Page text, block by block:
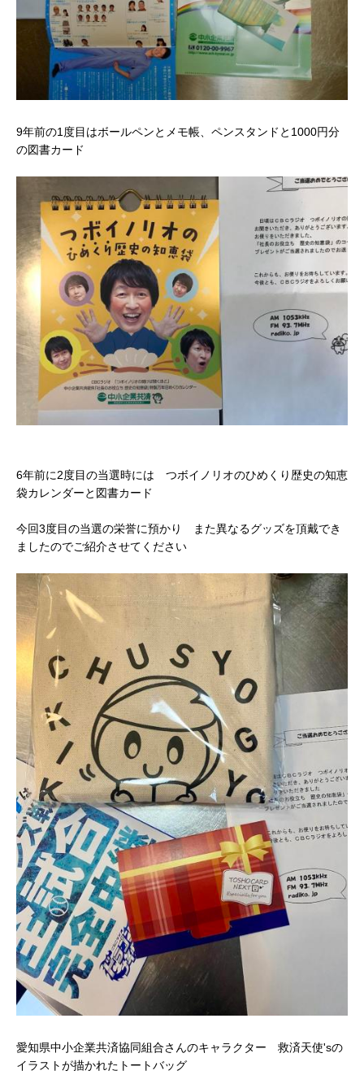
9年前の1度目はボールペンとメモ帳、ペンスタンドと1000円分
の図書カード
6年前に2度目の当選時には つボイノリオのひめくり歴史の知恵
袋カレンダーと図書カード
今回3度目の当選の栄誉に預かり また異なるグッズを頂戴でき
ましたのでご紹介させてください
愛知県中小企業共済協同組合さんのキャラクター 救済天使'sの
イラストが描かれたトートバッグ